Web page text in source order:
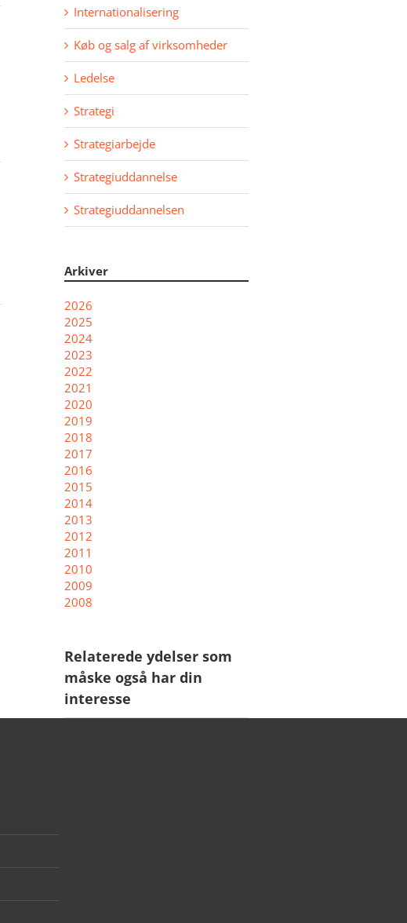
Internationalisering
Køb og salg af virksomheder
Ledelse
Strategi
Strategiarbejde
Strategiuddannelse
Strategiuddannelsen
Arkiver
2026
2025
2024
2023
2022
2021
2020
2019
2018
2017
2016
2015
2014
2013
2012
2011
2010
2009
2008
Relaterede ydelser som
måske også har din
interesse